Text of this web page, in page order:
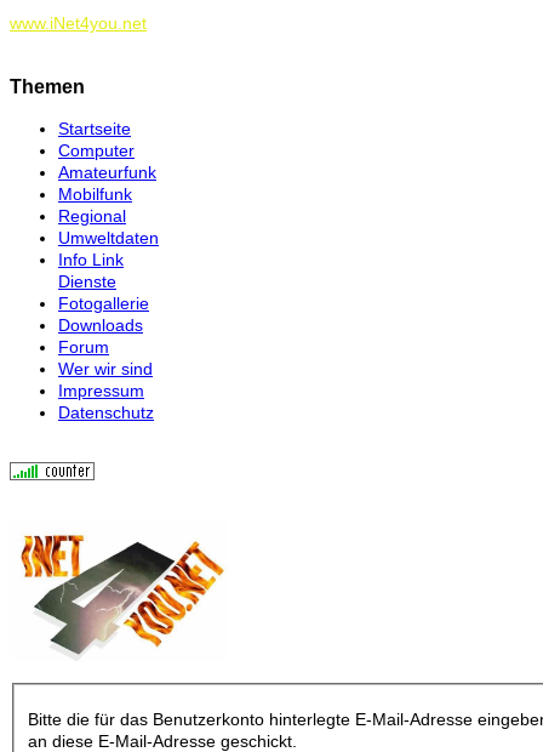
www.iNet4you.net
Themen
Startseite
Computer
Amateurfunk
Mobilfunk
Regional
Umweltdaten
Info Link
Dienste
Fotogallerie
Downloads
Forum
Wer wir sind
Impressum
Datenschutz
Bitte die für das Benutzerkonto hinterlegte E-Mail-Adresse
an diese E-Mail-Adresse geschickt.